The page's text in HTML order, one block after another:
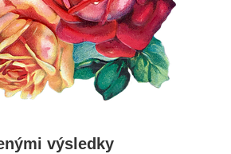
výsledky